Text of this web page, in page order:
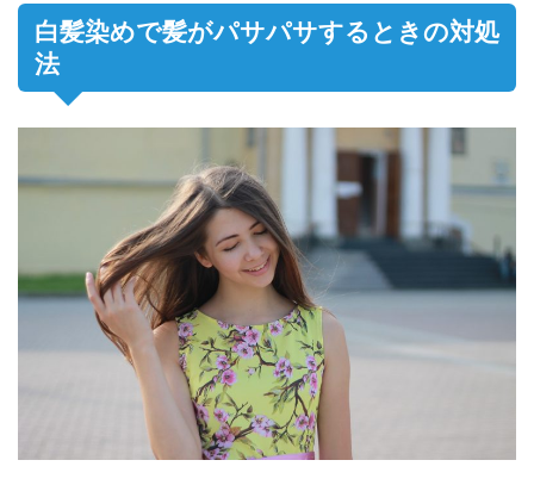
白髪染めで髪がパサパサするときの対処
法